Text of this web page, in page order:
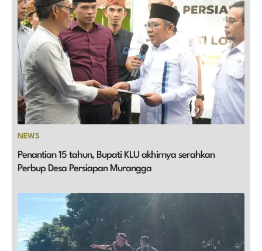
NEWS
Penantian 15 tahun, Bupati KLU akhirnya serahkan
Perbup Desa Persiapan Murangga